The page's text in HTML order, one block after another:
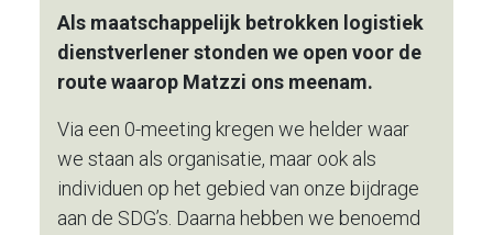
Als maatschappelijk betrokken logistiek
dienstverlener stonden we open voor de
route waarop Matzzi ons meenam.
Via een 0-meeting kregen we helder waar
we staan als organisatie, maar ook als
individuen op het gebied van onze bijdrage
aan de SDG’s. Daarna hebben we benoemd